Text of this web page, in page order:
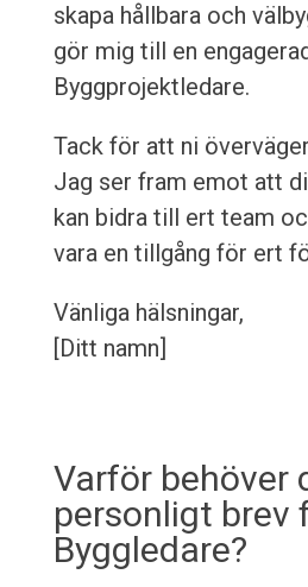
skapa hållbara och
gör mig till en
Byggprojektledare.
Tack för att ni
Jag ser fram emot att
kan bidra till ert team
vara en tillgång för ert
Vänliga hälsningar,
[Ditt namn]
Varför behöver
personligt brev
Byggledare?